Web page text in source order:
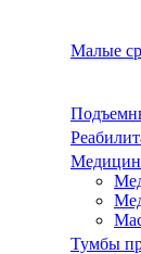
Малые
Тумбы